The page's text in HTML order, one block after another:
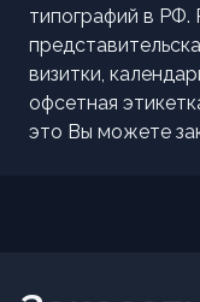
типографий в РФ.
визитки,
офсетная
это Вы можете